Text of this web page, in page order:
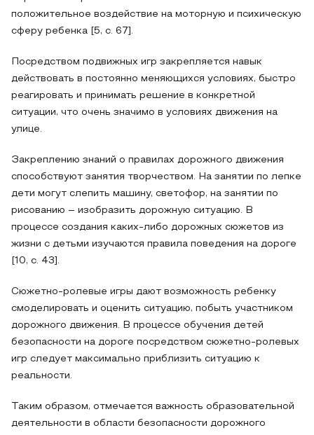
положительное воздействие на моторную и психическую
сферу ребенка [5, с. 67].
Посредством подвижных игр закрепляется навык
действовать в постоянно меняющихся условиях, быстро
реагировать и принимать решение в конкретной
ситуации, что очень значимо в условиях движения на
улице.
Закреплению знаний о правилах дорожного движения
способствуют занятия творчеством. На занятии по лепке
дети могут слепить машину, светофор, на занятии по
рисованию – изобразить дорожную ситуацию. В
процессе создания каких-либо дорожных сюжетов из
жизни с детьми изучаются правила поведения на дороге
[10, с. 43].
Сюжетно-ролевые игры дают возможность ребенку
смоделировать и оценить ситуацию, побыть участником
дорожного движения. В процессе обучения детей
безопасности на дороге посредством сюжетно-ролевых
игр следует максимально приблизить ситуацию к
реальности.
Таким образом, отмечается важность образовательной
деятельности в области безопасности дорожного